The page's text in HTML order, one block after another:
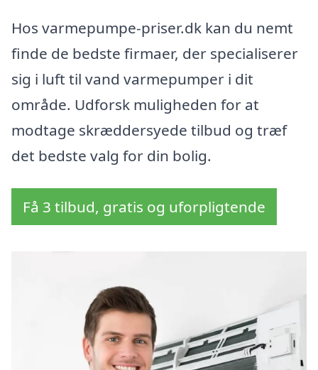
Hos varmepumpe-priser.dk kan du nemt
finde de bedste firmaer, der specialiserer
sig i luft til vand varmepumper i dit
område. Udforsk muligheden for at
modtage skræddersyede tilbud og træf
det bedste valg for din bolig.
Få 3 tilbud, gratis og uforpligtende